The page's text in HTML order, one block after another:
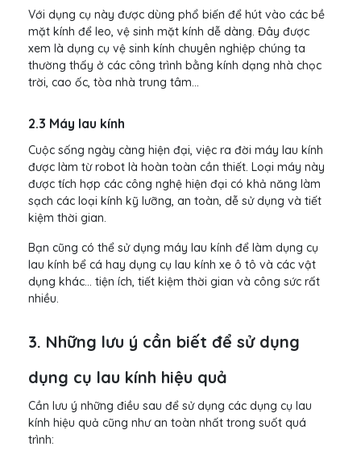
Với dụng cụ này được dùng phổ biến để hút vào các bề
mặt kính để leo, vệ sinh mặt kính dễ dàng. Đây được
xem là dụng cụ vệ sinh kính chuyên nghiệp chúng ta
thường thấy ở các công trình bằng kính dạng nhà chọc
trời, cao ốc, tòa nhà trung tâm...
2.3 Máy lau kính
Cuộc sống ngày càng hiện đại, việc ra đời máy lau kính
được làm từ robot là hoàn toàn cần thiết. Loại máy này
được tích hợp các công nghệ hiện đại có khả năng làm
sạch các loại kính kỹ lưỡng, an toàn, dễ sử dụng và tiết
kiệm thời gian.
Bạn cũng có thể sử dụng máy lau kính để làm dụng cụ
lau kính bể cá hay dụng cụ lau kính xe ô tô và các vật
dụng khác... tiện ích, tiết kiệm thời gian và công sức rất
nhiều.
3. Những lưu ý cần biết để sử dụng
dụng cụ lau kính hiệu quả
Cần lưu ý những điều sau để sử dụng các dụng cụ lau
kính hiệu quả cũng như an toàn nhất trong suốt quá
trình: